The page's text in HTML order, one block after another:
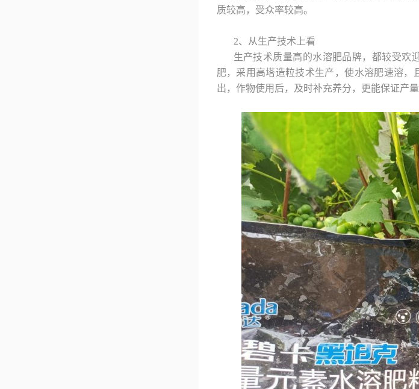
质较高，受众率较高。
2、从生产技术上看
生产技术质量高的水溶肥品牌，都较受欢
肥，采用高塔造粒技术生产，使水溶肥速溶
出，作物使用后，及时补充养分，更能保证产量